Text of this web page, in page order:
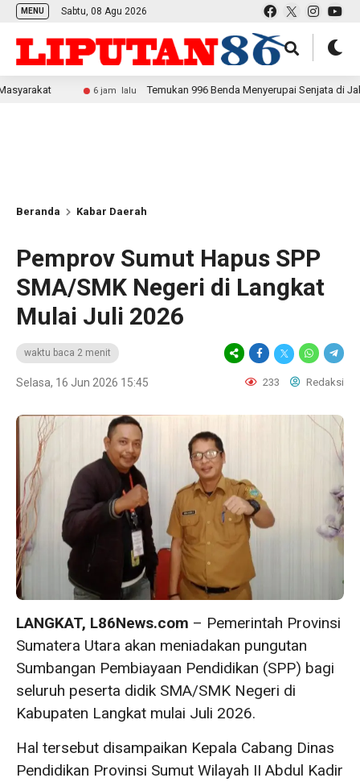
MENU Sabtu, 08 Agu 2026
6 jam lalu Temukan 996 Benda Menyerupai Senjata di Jaksel,
Beranda Kabar Daerah
Pemprov Sumut Hapus SPP
SMA/SMK Negeri di Langkat
Mulai Juli 2026
waktu baca 2 menit
Selasa, 16 Jun 2026 15:45 233 Redaksi
LANGKAT, L86News.com – Pemerintah Provinsi
Sumatera Utara akan meniadakan pungutan
Sumbangan Pembiayaan Pendidikan (SPP) bagi
seluruh peserta didik SMA/SMK Negeri di
Kabupaten Langkat mulai Juli 2026.
Hal tersebut disampaikan Kepala Cabang Dinas
Pendidikan Provinsi Sumut Wilayah II Abdul Kadir